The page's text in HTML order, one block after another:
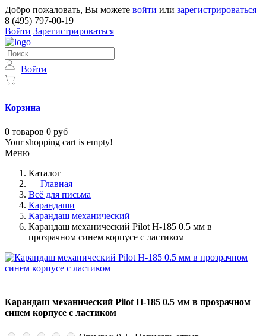
Добро пожаловать, Вы можете войти или зарегистрироваться
8 (495) 797-00-19
Войти Зарегистрироваться
Войти
Корзина
0 товаров 0 руб
Your shopping cart is empty!
Меню
Каталог
Главная
Всё для письма
Карандаши
Карандаш механический
Карандаш механический Pilot H-185 0.5 мм в
прозрачном синем корпусе с ластиком
Карандаш механический Pilot H-185 0.5 мм в прозрачном
синем корпусе с ластиком